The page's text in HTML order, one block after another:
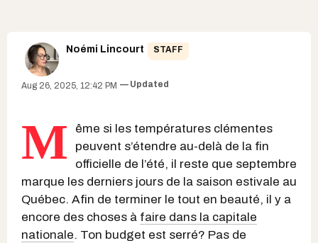
Noémi Lincourt STAFF
Aug 26, 2025, 12:42 PM Updated
M
ême si les températures clémentes
peuvent s’étendre au-delà de la fin
officielle de l’été, il reste que septembre
marque les derniers jours de la saison estivale au
Québec. Afin de terminer le tout en beauté, il y a
encore des choses à faire dans la capitale
nationale. Ton budget est serré? Pas de